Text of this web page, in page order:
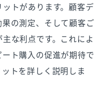
トがあります。顧客デ
の測定、そして顧客ご
な利点です。これによ
ト購入の促進が期待で
トを詳しく説明しま